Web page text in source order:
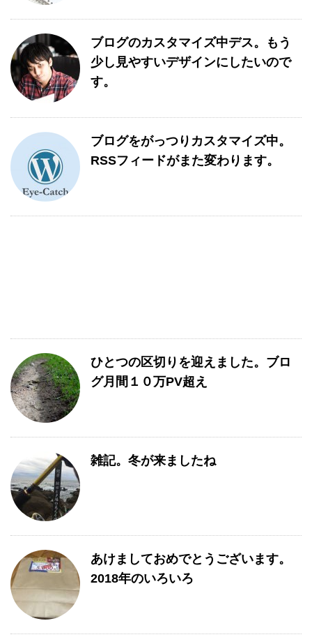
ブログのカスタマイズ中デス。もう
少し見やすいデザインにしたいので
す。
ブログをがっつりカスタマイズ中。
RSSフィードがまた変わります。
ひとつの区切りを迎えました。ブロ
グ月間１０万PV超え
雑記。冬が来ましたね
あけましておめでとうございます。
2018年のいろいろ